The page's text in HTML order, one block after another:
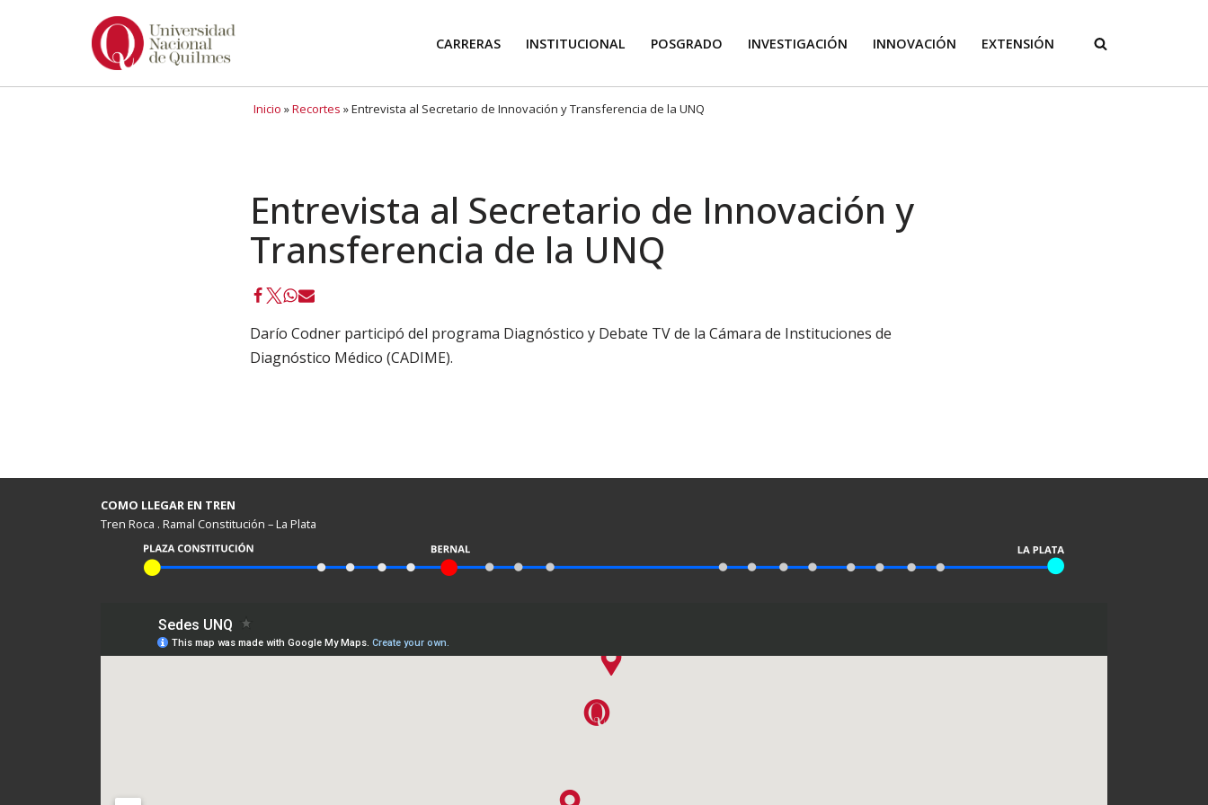
CARRERAS INSTITUCIONAL POSGRADO INVESTIGACIÓN INNOVACIÓN EXTENSIÓN
Inicio »Recortes »Entrevista al Secretario de Innovación y Transferencia de la UNQ
Entrevista al Secretario de Innovación y
Transferencia de la UNQ
Darío Codner participó del programa Diagnóstico y Debate TV de la Cámara de Instituciones de
Diagnóstico Médico (CADIME).
COMO LLEGAR EN TREN
Tren Roca . Ramal Constitución – La Plata